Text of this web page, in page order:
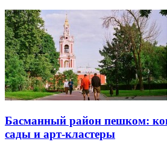
Басманный район пешком:
сады и арт-кластеры